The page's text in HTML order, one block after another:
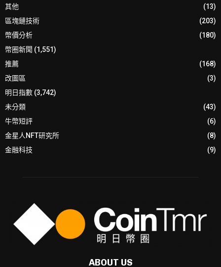
其他
(13)
區塊鏈技術
(203)
幣價分析
(180)
幣圈新聞 (1,551)
推薦
(168)
改圖區
(3)
明日指數 (3,742)
未分類
(43)
牛幣短評
(6)
金星人NFT研究所
(8)
金融科技
(9)
ABOUT US